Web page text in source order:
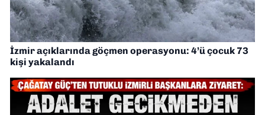
İzmir açıklarında göçmen operasyonu: 4’ü çocuk 73
kişi yakalandı